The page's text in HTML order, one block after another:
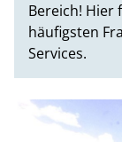
Bereich! Hier
häufigsten
Services.